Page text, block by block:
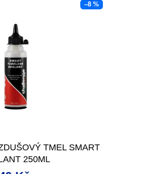
–8 %
TMEL SMART
250ML